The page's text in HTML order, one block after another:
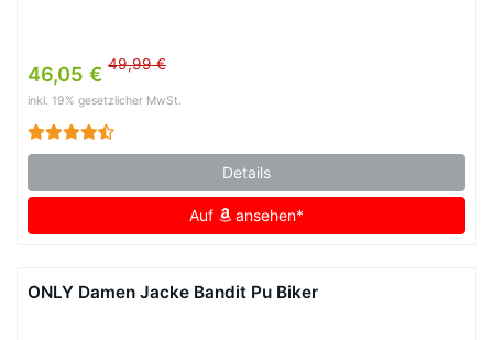
46,05 € 49,99 €
inkl. 19% gesetzlicher MwSt.
Details
Auf ansehen*
ONLY Damen Jacke Bandit Pu Biker